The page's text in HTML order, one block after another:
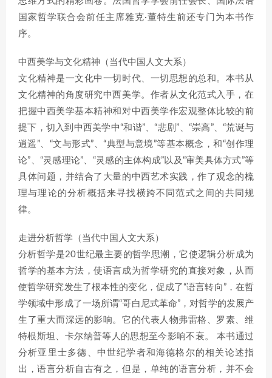
国家哲学联合会前任主席雅克·董特生前还专门为本书作
序。
中西美学与文化精神（当代中国人文大系）
文化精神是一文化中一切时代、一切思想的总和。本书从
文化精神的角度研究中西美学。作者从文化范式入手，在
把握中西美学基本精神和对中西美学作宏观整体比较的前
提下，切入到中西美学中“和谐”、“悲剧”、“崇高”、“荒诞与
逍遥”、“文与形式”、“典型与意境”等基本概念，和“创作理
论”、“灵感理论”、“灵感的主体构成”以及“审美具体方式”等
具体问题，并结合了大量的中西艺术实践，作了观念的梳
理与理论的分析概括来寻找横跨不同范式之间的共同规
律。
走进分析哲学（当代中国人文大系）
分析哲学是20世纪最主要的哲学思潮，它使逻辑分析成为
哲学的基本方法，使语言成为哲学研究的直接对象，从而
使哲学研究发生了根本性的变化，促成了“语言转向”，在哲
学领域中形成了一场所谓“哥白尼式革命”，对哲学的发展产
生了重大而深远的影响。它的代表人物弗雷格、罗素、维
特根斯坦、卡尔纳普等人的思想至今影响不衰。 本书通过
分析亚里士多德、中世纪学者和海德格尔的相关论述指
出，语言分析自古有之，但是，单纯的语言分析，并不会